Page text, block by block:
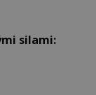
silami: